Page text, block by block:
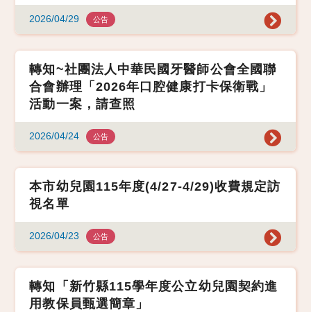
2026/04/29 公告
轉知~社團法人中華民國牙醫師公會全國聯
合會辦理「2026年口腔健康打卡保衛戰」
活動一案，請查照
2026/04/24 公告
本市幼兒園115年度(4/27-4/29)收費規定訪
視名單
2026/04/23 公告
轉知「新竹縣115學年度公立幼兒園契約進
用教保員甄選簡章」